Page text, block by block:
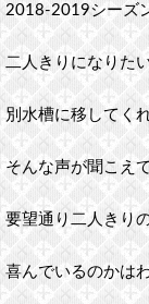
2018-2019シーズ
二人きりになりた
別水槽に移してく
そんな声が聞こえ
要望通り二人きり
喜んでいるのかは